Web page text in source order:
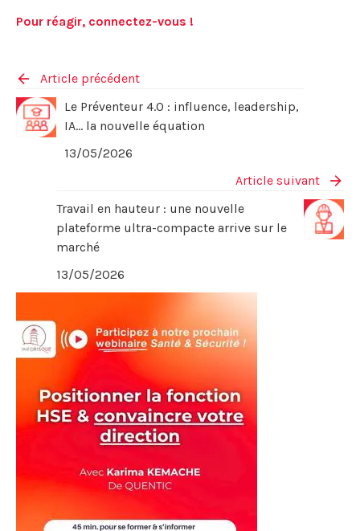
Pour réagir, connectez-vous !
Article précédent
Le Préventeur 4.0 : influence, leadership,
IA… la nouvelle équation
13/05/2026
Article suivant
Travail en hauteur : une nouvelle
plateforme ultra-compacte arrive sur le
marché
13/05/2026